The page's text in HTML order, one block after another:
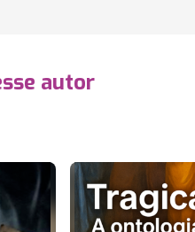
autor